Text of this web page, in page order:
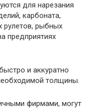
для нарезания
карбоната,
рулетов, рыбных
предприятиях
и аккуратно
толщины.
фирмами, могут